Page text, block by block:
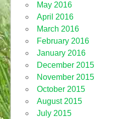
May 2016
April 2016
March 2016
February 2016
January 2016
December 2015
November 2015
October 2015
August 2015
July 2015